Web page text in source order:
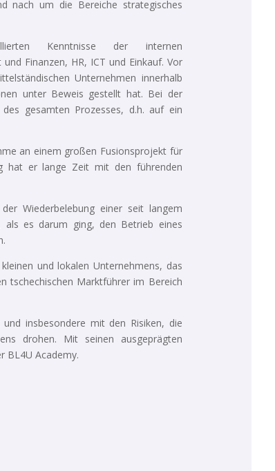
nach um die Bereiche strategisches
Kenntnisse der internen
Finanzen, HR, ICT und Einkauf. Vor
Unternehmen innerhalb
unter Beweis gestellt hat. Bei der
gesamten Prozesses, d.h. auf ein
an einem großen Fusionsprojekt für
hat er lange Zeit mit den führenden
Wiederbelebung einer seit langem
als es darum ging, den Betrieb eines
und lokalen Unternehmens, das
tschechischen Marktführer im Bereich
insbesondere mit den Risiken, die
drohen. Mit seinen ausgeprägten
BL4U Academy.